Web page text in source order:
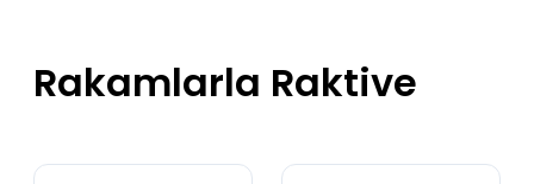
Rakamlarla Raktive